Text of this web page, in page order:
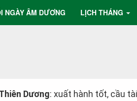
NGÀY ÂM DƯƠNG LỊCH THÁNG
Dương: xuất hành tốt, cầu